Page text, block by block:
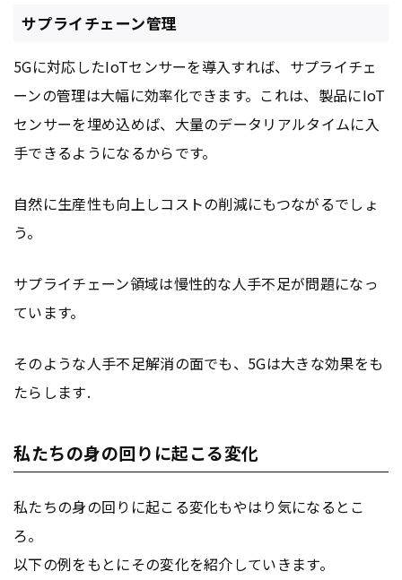
サプライチェーン管理
5Gに対応したIoTセンサーを導入すれば、サプライチェ
ーンの管理は大幅に効率化できます。これは、製品にIoT
センサーを埋め込めば、大量のデータリアルタイムに入
手できるようになるからです。
自然に生産性も向上しコストの削減にもつながるでしょ
う。
サプライチェーン領域は慢性的な人手不足が問題になっ
ています。
そのような人手不足解消の面でも、5Gは大きな効果をも
たらします.
私たちの身の回りに起こる変化
私たちの身の回りに起こる変化もやはり気になるとこ
ろ。
以下の例をもとにその変化を紹介していきます。